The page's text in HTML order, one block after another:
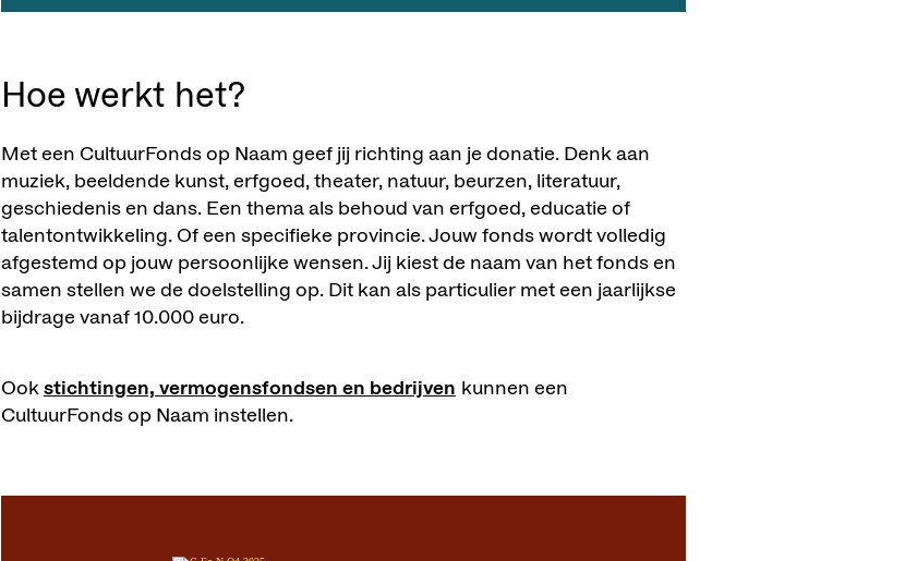
Hoe werkt het?
Met een CultuurFonds op Naam geef jij richting aan je donatie. Denk aan
muziek, beeldende kunst, erfgoed, theater, natuur, beurzen, literatuur,
geschiedenis en dans. Een thema als behoud van erfgoed, educatie of
talentontwikkeling. Of een specifieke provincie. Jouw fonds wordt volledig
afgestemd op jouw persoonlijke wensen. Jij kiest de naam van het fonds en
samen stellen we de doelstelling op. Dit kan als particulier met een jaarlijkse
bijdrage vanaf 10.000 euro.
Ook stichtingen, vermogensfondsen en bedrijven kunnen een
CultuurFonds op Naam instellen.